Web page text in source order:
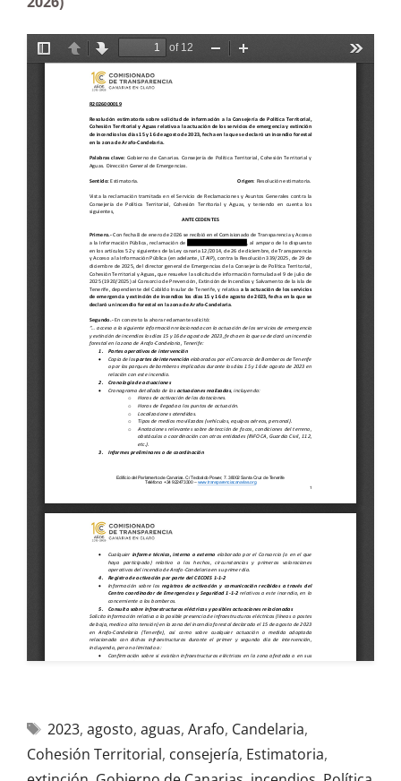
2023, agosto, aguas, Arafo, Candelaria,
Cohesión Territorial, consejería, Estimatoria,